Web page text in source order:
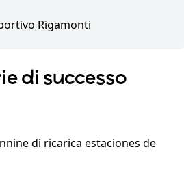
Rigamonti
di successo